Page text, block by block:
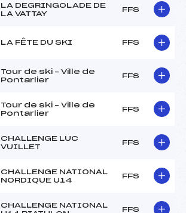
LA DEGRINGOLADE DE
LA VATTAY
FFS
LA FÊTE DU SKI FFS
Tour de ski – Ville de
Pontarlier
FFS
Tour de ski – Ville de
Pontarlier
FFS
CHALLENGE LUC
VUILLET
FFS
CHALLENGE NATIONAL
NORDIQUE U14
FFS
CHALLENGE NATIONAL
FFS